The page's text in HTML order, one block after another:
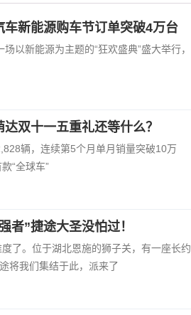
新能源购车节订单突破4万台
以新能源为主题的“狂欢盛典”盛大举行，
双十一五重礼还等什么？
辆，连续第5个月单月销量突破10万
“全球车”
者”捷途大圣没怕过！
了。位于湖北恩施的狮子关，有一座长约
将我们集结于此，派来了